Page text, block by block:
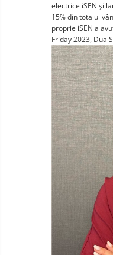
electrice iSEN şi
15% din totalul
proprie iSEN a
Friday 2023,